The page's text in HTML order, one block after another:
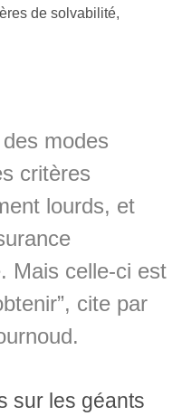
de solvabilité,
des modes
critères
lourds, et
Mais celle-ci est
cite par
sur les géants